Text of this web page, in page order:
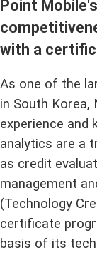
Point
with a
As one of the
in South Korea,
experience and
analytics are a
as credit
management
(Technology
certificate
basis of its